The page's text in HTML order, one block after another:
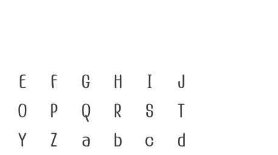
E F G H I
J
O P Q R S
T
Y Z a b c
d
ำคัญที่ทำให้ความเป็นชาติดำรงอยู่
เชื่อมตัวตนของชนชาติ จากอดีต
เครื่องมือสำคัญที่ทำให้ภาษา